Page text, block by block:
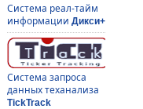
Система реал-тайм
информации Дикси+
Система запроса
данных теханализа
TickTrack